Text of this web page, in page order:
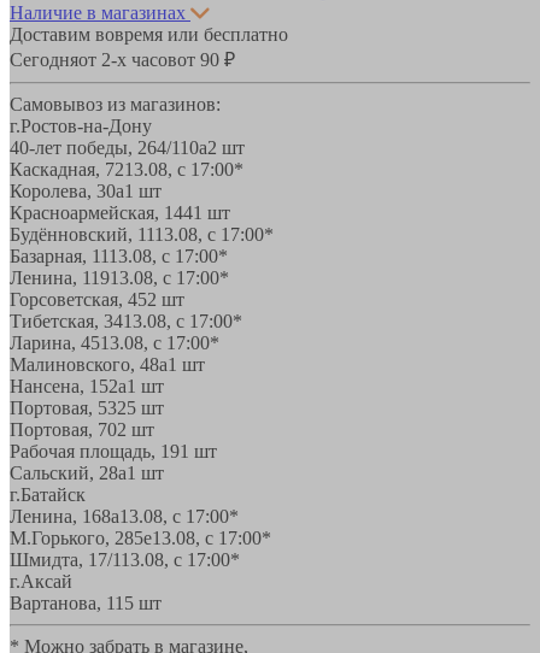
Наличие в магазинах
Доставим вовремя или бесплатно
Сегодняот 2-х часовот 90 ₽
Самовывоз из магазинов:
г.Ростов-на-Дону
40-лет победы, 264/110а2 шт
Каскадная, 7213.08, с 17:00*
Королева, 30а1 шт
Красноармейская, 1441 шт
Будённовский, 1113.08, с 17:00*
Базарная, 1113.08, с 17:00*
Ленина, 11913.08, с 17:00*
Горсоветская, 452 шт
Тибетская, 3413.08, с 17:00*
Ларина, 4513.08, с 17:00*
Малиновского, 48а1 шт
Нансена, 152а1 шт
Портовая, 5325 шт
Портовая, 702 шт
Рабочая площадь, 191 шт
Сальский, 28a1 шт
г.Батайск
Ленина, 168а13.08, с 17:00*
М.Горького, 285е13.08, с 17:00*
Шмидта, 17/113.08, с 17:00*
г.Аксай
Вартанова, 11 5 шт
* Можно забрать в магазине,